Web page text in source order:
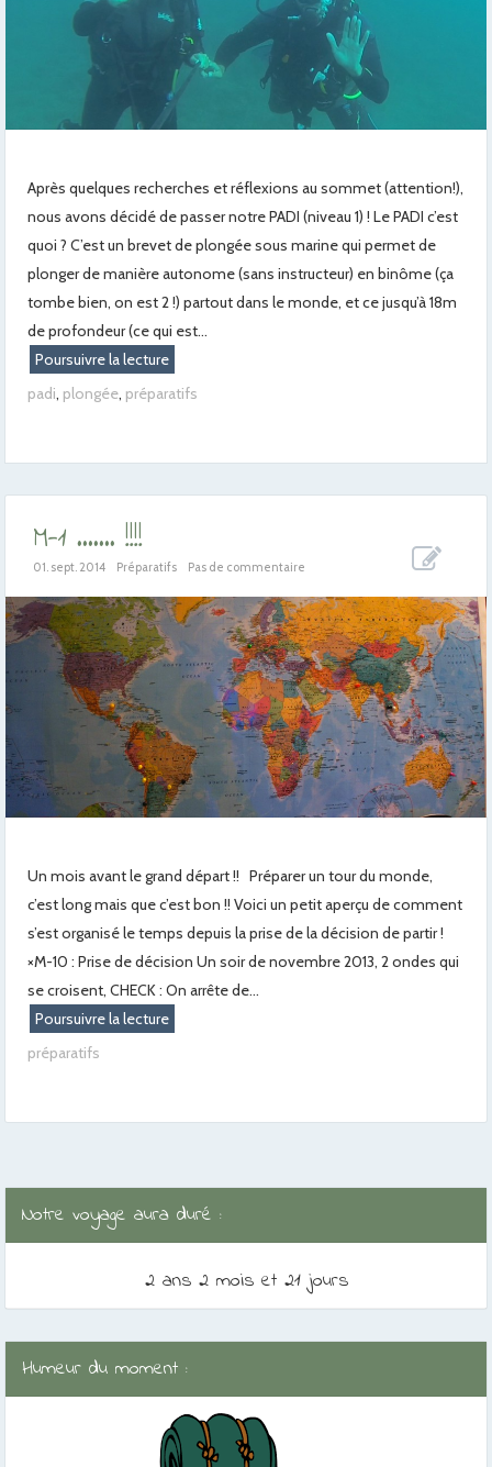
Après quelques recherches et réflexions au sommet (attention!),
nous avons décidé de passer notre PADI (niveau 1) ! Le PADI c’est
quoi ? C’est un brevet de plongée sous marine qui permet de
plonger de manière autonome (sans instructeur) en binôme (ça
tombe bien, on est 2 !) partout dans le monde, et ce jusqu’à 18m
de profondeur (ce qui est...
Poursuivre la lecture
padi, plongée, préparatifs
M-1 ……. !!!!
01. sept. 2014 Préparatifs Pas de commentaire
Un mois avant le grand départ !! Préparer un tour du monde,
c’est long mais que c’est bon !! Voici un petit aperçu de comment
s’est organisé le temps depuis la prise de la décision de partir !
×M-10 : Prise de décision Un soir de novembre 2013, 2 ondes qui
se croisent, CHECK : On arrête de...
Poursuivre la lecture
préparatifs
Notre voyage aura duré :
2 ans 2 mois et 21 jours
Humeur du moment :